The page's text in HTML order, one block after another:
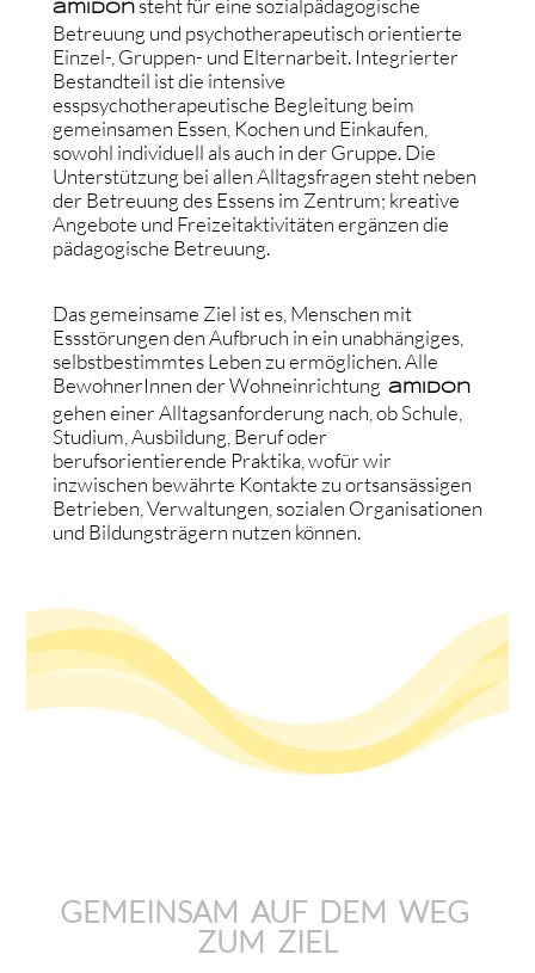
amIDon steht für eine sozialpädagogische
Betreuung und psychotherapeutisch orientierte
Einzel-, Gruppen- und Elternarbeit. Integrierter
Bestandteil ist die intensive
esspsychotherapeutische Begleitung beim
gemeinsamen Essen, Kochen und Einkaufen,
sowohl individuell als auch in der Gruppe. Die
Unterstützung bei allen Alltagsfragen steht neben
der Betreuung des Essens im Zentrum; kreative
Angebote und Freizeitaktivitäten ergänzen die
pädagogische Betreuung.
Das gemeinsame Ziel ist es, Menschen mit
Essstörungen den Aufbruch in ein unabhängiges,
selbstbestimmtes Leben zu ermöglichen. Alle
BewohnerInnen der Wohneinrichtung amIDon
gehen einer Alltagsanforderung nach, ob Schule,
Studium, Ausbildung, Beruf oder
berufsorientierende Praktika, wofür wir
inzwischen bewährte Kontakte zu ortsansässigen
Betrieben, Verwaltungen, sozialen Organisationen
und Bildungsträgern nutzen können.
GEMEINSAM AUF DEM WEG
ZUM ZIEL